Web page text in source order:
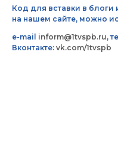
Код для вставки в
на нашем сайте, можно
e-mail inform@1tvspb.ru,
Вконтакте: vk.com/1tvspb